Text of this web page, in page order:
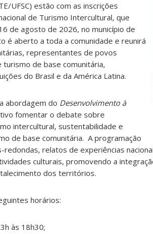
UFSC) estão com as inscrições
de Turismo Intercultural, que
de agosto de 2026, no município de
é aberto a toda a comunidade e reunirá
representantes de povos
de base comunitária,
do Brasil e da América Latina.
abordagem do Desenvolvimento à
fomentar o debate sobre
intercultural, sustentabilidade e
de base comunitária. A programação
relatos de experiências
culturais, promovendo a
dos territórios.
horários:
às 18h30;